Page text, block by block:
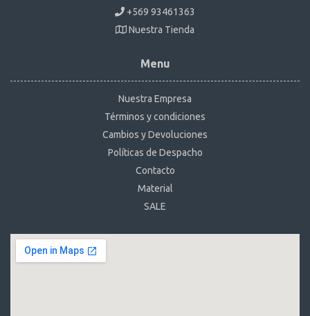
+569 93461363
Nuestra Tienda
Menu
Nuestra Empresa
Términos y condiciones
Cambios y Devoluciones
Políticas de Despacho
Contacto
Material
SALE